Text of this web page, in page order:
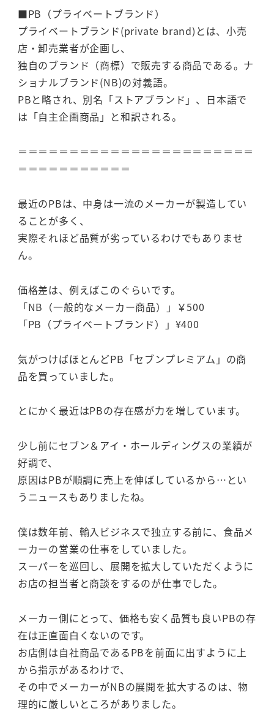
■PB（プライベートブランド）
プライベートブランド(private brand)とは、小売
店・卸売業者が企画し、
独自のブランド（商標）で販売する商品である。ナ
ショナルブランド(NB)の対義語。
PBと略され、別名「ストアブランド」、日本語で
は「自主企画商品」と和訳される。
＝＝＝＝＝＝＝＝＝＝＝＝＝＝＝＝＝＝＝＝＝＝＝
＝＝＝＝＝＝＝＝＝＝＝
最近のPBは、中身は一流のメーカーが製造してい
ることが多く、
実際それほど品質が劣っているわけでもありませ
ん。
価格差は、例えばこのぐらいです。
「NB（一般的なメーカー商品）」￥500
「PB（プライベートブランド）」¥400
気がつけばほとんどPB「セブンプレミアム」の商
品を買っていました。
とにかく最近はPBの存在感が力を増しています。
少し前にセブン＆アイ・ホールディングスの業績が
好調で、
原因はPBが順調に売上を伸ばしているから…とい
うニュースもありましたね。
僕は数年前、輸入ビジネスで独立する前に、食品メ
ーカーの営業の仕事をしていました。
スーパーを巡回し、展開を拡大していただくように
お店の担当者と商談をするのが仕事でした。
メーカー側にとって、価格も安く品質も良いPBの存
在は正直面白くないのです。
お店側は自社商品であるPBを前面に出すように上
から指示があるわけで、
その中でメーカーがNBの展開を拡大するのは、物
理的に厳しいところがありました。